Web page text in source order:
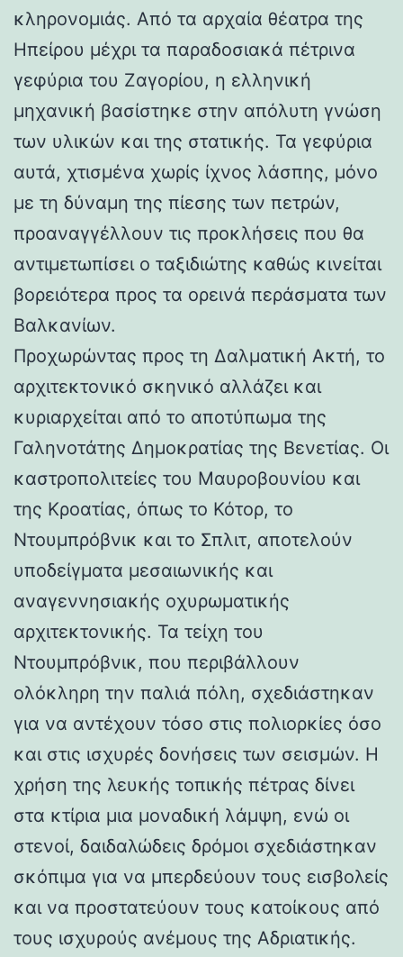
κληρονομιάς. Από τα αρχαία θέατρα της
Ηπείρου μέχρι τα παραδοσιακά πέτρινα
γεφύρια του Ζαγορίου, η ελληνική
μηχανική βασίστηκε στην απόλυτη γνώση
των υλικών και της στατικής. Τα γεφύρια
αυτά, χτισμένα χωρίς ίχνος λάσπης, μόνο
με τη δύναμη της πίεσης των πετρών,
προαναγγέλλουν τις προκλήσεις που θα
αντιμετωπίσει ο ταξιδιώτης καθώς κινείται
βορειότερα προς τα ορεινά περάσματα των
Βαλκανίων.
Προχωρώντας προς τη Δαλματική Ακτή, το
αρχιτεκτονικό σκηνικό αλλάζει και
κυριαρχείται από το αποτύπωμα της
Γαληνοτάτης Δημοκρατίας της Βενετίας. Οι
καστροπολιτείες του Μαυροβουνίου και
της Κροατίας, όπως το Κότορ, το
Ντουμπρόβνικ και το Σπλιτ, αποτελούν
υποδείγματα μεσαιωνικής και
αναγεννησιακής οχυρωματικής
αρχιτεκτονικής. Τα τείχη του
Ντουμπρόβνικ, που περιβάλλουν
ολόκληρη την παλιά πόλη, σχεδιάστηκαν
για να αντέχουν τόσο στις πολιορκίες όσο
και στις ισχυρές δονήσεις των σεισμών. Η
χρήση της λευκής τοπικής πέτρας δίνει
στα κτίρια μια μοναδική λάμψη, ενώ οι
στενοί, δαιδαλώδεις δρόμοι σχεδιάστηκαν
σκόπιμα για να μπερδεύουν τους εισβολείς
και να προστατεύουν τους κατοίκους από
τους ισχυρούς ανέμους της Αδριατικής.